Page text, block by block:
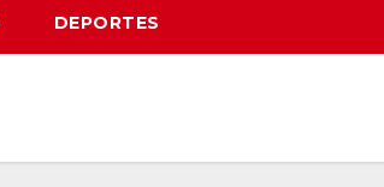
DEPORTES